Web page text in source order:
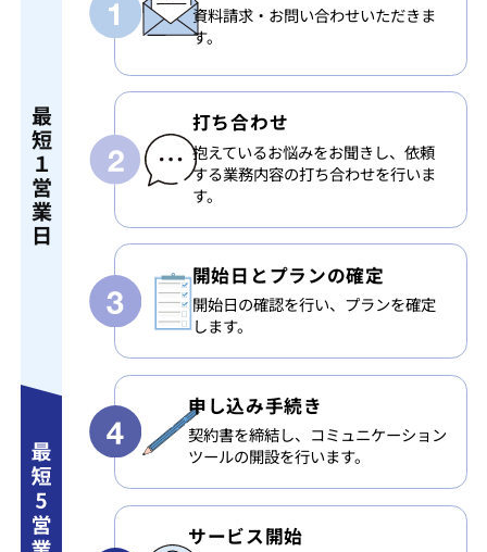
資料請求・お問い合わせいただきま
す。
打ち合わせ
抱えているお悩みをお聞きし、依頼
する業務内容の打ち合わせを行いま
す。
開始日とプランの確定
開始日の確認を行い、プランを確定
します。
申し込み手続き
契約書を締結し、コミュニケーション
ツールの開設を行います。
サービス開始
最
短
１
営
業
日